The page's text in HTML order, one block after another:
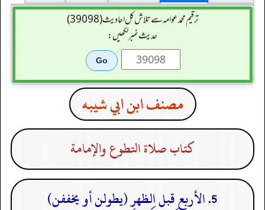
ترقیم محمدعوامہ سے تلاش کل احادیث (39098)
حدیث نمبر لکھیں:
مصنف ابن ابي شيبه
كتاب صلاة التطوع والإمامة
5. الأربع قبل الظهر (يطولن أو يخففن)